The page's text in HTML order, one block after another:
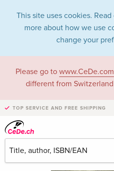
This site uses cookies. Read
more about how we use
change your
Please go to www.CeDe.com
different from
TOP SERVICE AND FREE SHIPPING